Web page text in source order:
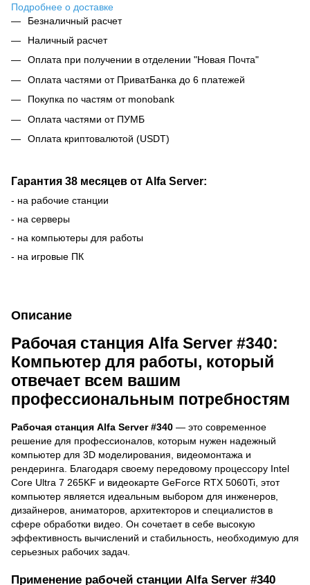
Подробнее о доставке
Безналичный расчет
Наличный расчет
Оплата при получении в отделении "Новая Почта"
Оплата частями от ПриватБанка до 6 платежей
Покупка по частям от monobank
Оплата частями от ПУМБ
Оплата криптовалютой (USDT)
Гарантия 38 месяцев от Alfa Server:
- на рабочие станции
- на серверы
- на компьютеры для работы
- на игровые ПК
Описание
Рабочая станция Alfa Server #340:
Компьютер для работы, который
отвечает всем вашим
профессиональным потребностям
Рабочая станция Alfa Server #340 — это современное
решение для профессионалов, которым нужен надежный
компьютер для 3D моделирования, видеомонтажа и
рендеринга. Благодаря своему передовому процессору Intel
Core Ultra 7 265KF и видеокарте GeForce RTX 5060Ti, этот
компьютер является идеальным выбором для инженеров,
дизайнеров, аниматоров, архитекторов и специалистов в
сфере обработки видео. Он сочетает в себе высокую
эффективность вычислений и стабильность, необходимую для
серьезных рабочих задач.
Применение рабочей станции Alfa Server #340